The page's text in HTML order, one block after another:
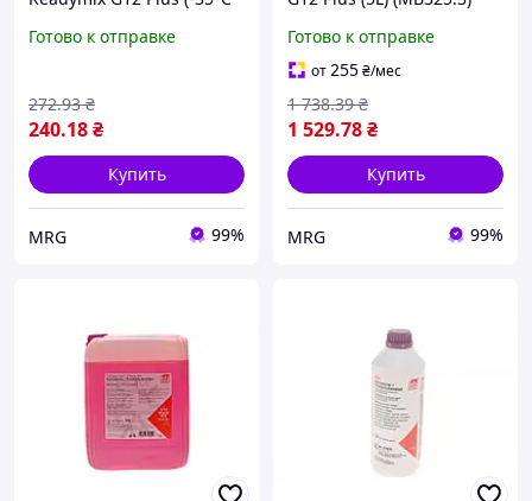
Готово к отправке
240.18₴
272.93 ₴
Купить
MRG 99%
Готово к отправке
от255₴/мес
1 529.78₴
1 738.39 ₴
Купить
MRG 99%